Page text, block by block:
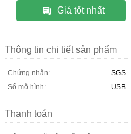
Giá tốt nhất
Thông tin chi tiết sản phẩm
Chứng nhận:
SGS
Số mô hình:
USB
Thanh toán